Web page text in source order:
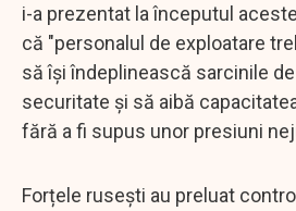
i-a prezentat la începutul
că "personalul de exploatare
să își îndeplinească sarcinile
securitate și să aibă
fără a fi supus unor presiuni
Forțele rusești au preluat